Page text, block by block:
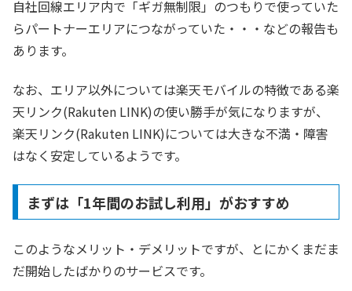
自社回線エリア内で「ギガ無制限」のつもりで使っていた
らパートナーエリアにつながっていた・・・などの報告も
あります。
なお、エリア以外については楽天モバイルの特徴である楽
天リンク(Rakuten LINK)の使い勝手が気になりますが、
楽天リンク(Rakuten LINK)については大きな不満・障害
はなく安定しているようです。
まずは「1年間のお試し利用」がおすすめ
このようなメリット・デメリットですが、とにかくまだま
だ開始したばかりのサービスです。